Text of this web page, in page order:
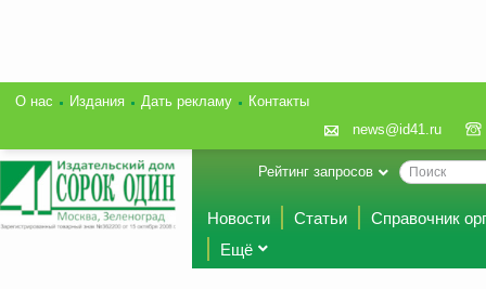
О нас Издания Дать рекламу
Контакты
news@id41.ru
Рейтинг запросов
Новости Статьи
Справочник
Ещё